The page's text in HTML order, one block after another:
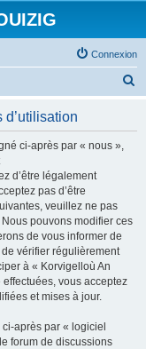
Connexion
ci-après par « nous »,
d’être légalement
pas d’être
veuillez ne pas
pouvons modifier ces
de vous informer de
vérifier régulièrement
à « Korvigelloù An
vous acceptez
et mises à jour.
après par « logiciel
forum de discussions